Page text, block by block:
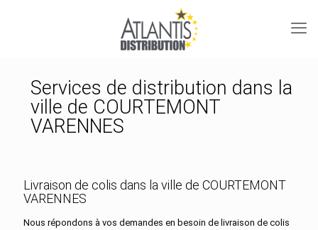
Services de distribution dans la
ville de COURTEMONT
VARENNES
Livraison de colis dans la ville de COURTEMONT
VARENNES
Nous répondons à vos demandes en besoin de livraison de colis